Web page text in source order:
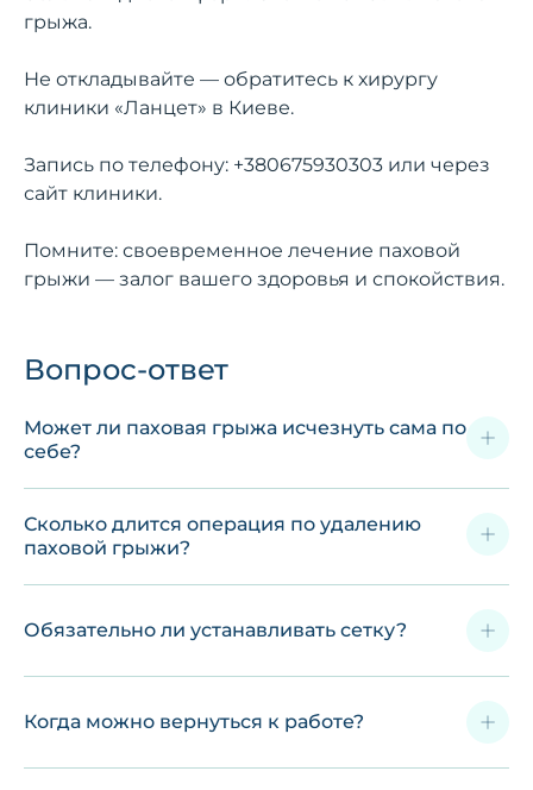
грыжа.
Не откладывайте — обратитесь к хирургу
клиники «Ланцет» в Киеве.
Запись по телефону: +380675930303 или через
сайт клиники.
Помните: своевременное лечение паховой
грыжи — залог вашего здоровья и спокойствия.
Вопрос-ответ
Может ли паховая грыжа исчезнуть сама по
себе?
Сколько длится операция по удалению
паховой грыжи?
Обязательно ли устанавливать сетку?
Когда можно вернуться к работе?